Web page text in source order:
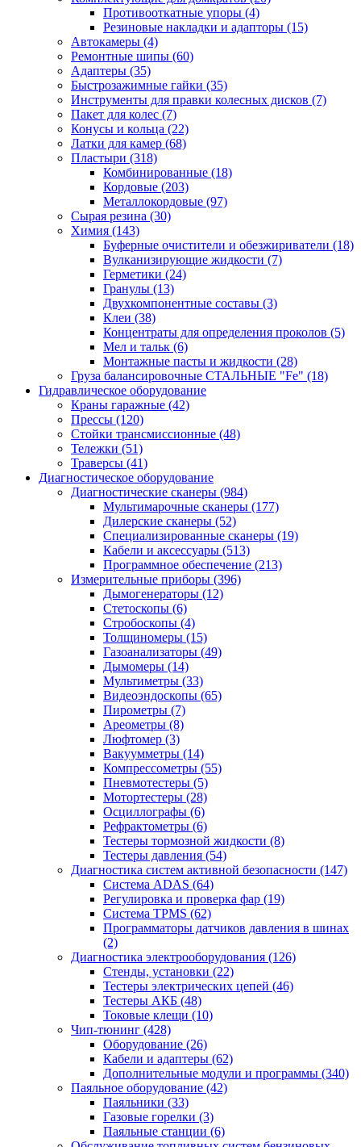
Противооткатные упоры (4)
Резиновые накладки и адапторы (15)
Автокамеры (4)
Ремонтные шипы (60)
Адаптеры (35)
Быстрозажимные гайки (35)
Инструменты для правки колесных дисков (7)
Пакет для колес (7)
Конусы и кольца (22)
Латки для камер (68)
Пластыри (318)
Комбинированные (18)
Кордовые (203)
Металлокордовые (97)
Сырая резина (30)
Химия (143)
Буферные очистители и обезжириватели (18)
Вулканизирующие жидкости (7)
Герметики (24)
Гранулы (13)
Двухкомпонентные составы (3)
Клеи (38)
Концентраты для определения проколов (5)
Мел и тальк (6)
Монтажные пасты и жидкости (28)
Груза балансировочные СТАЛЬНЫЕ "Fe" (18)
Гидравлическое оборудование
Краны гаражные (42)
Прессы (120)
Стойки трансмиссионные (48)
Тележки (51)
Траверсы (41)
Диагностическое оборудование
Диагностические сканеры (984)
Мультимарочные сканеры (177)
Дилерские сканеры (52)
Специализированные сканеры (19)
Кабели и аксессуары (513)
Программное обеспечение (213)
Измерительные приборы (396)
Дымогенераторы (12)
Стетоскопы (6)
Стробоскопы (4)
Толщиномеры (15)
Газоанализаторы (49)
Дымомеры (14)
Мультиметры (33)
Видеоэндоскопы (65)
Пирометры (7)
Ареометры (8)
Люфтомер (3)
Вакуумметры (14)
Компрессометры (55)
Пневмотестеры (5)
Мотортестеры (28)
Осциллографы (6)
Рефрактометры (6)
Тестеры тормозной жидкости (8)
Тестеры давления (54)
Диагностика систем активной безопасности (147)
Система ADAS (64)
Регулировка и проверка фар (19)
Система TPMS (62)
Программаторы датчиков давления в шинах
(2)
Диагностика электрооборудования (126)
Стенды, установки (22)
Тестеры электрических цепей (46)
Тестеры АКБ (48)
Токовые клещи (10)
Чип-тюнинг (428)
Оборудование (26)
Кабели и адаптеры (62)
Дополнительные модули и программы (340)
Паяльное оборудование (42)
Паяльники (33)
Газовые горелки (3)
Паяльные станции (6)